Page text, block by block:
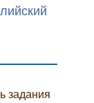
задания